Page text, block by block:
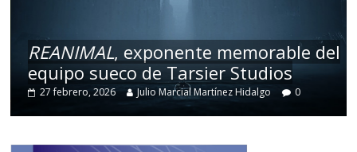
REANIMAL, exponente memorable del
equipo sueco de Tarsier Studios
27 febrero, 2026 Julio Marcial Martínez Hidalgo 0